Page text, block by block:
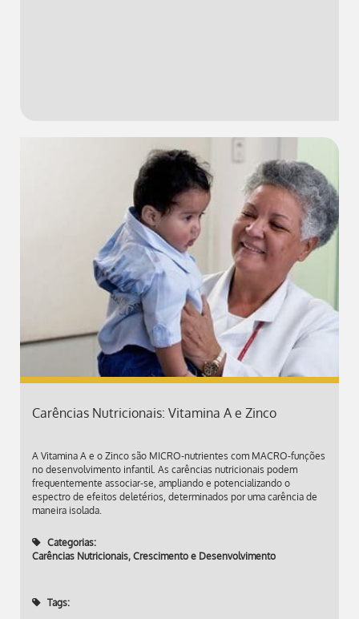
Carências Nutricionais: Vitamina A e Zinco
A Vitamina A e o Zinco são MICRO-nutrientes com MACRO-funções
no desenvolvimento infantil. As carências nutricionais podem
frequentemente associar-se, ampliando e potencializando o
espectro de efeitos deletérios, determinados por uma carência de
maneira isolada.
Categorias:
Carências Nutricionais, Crescimento e Desenvolvimento
Tags: